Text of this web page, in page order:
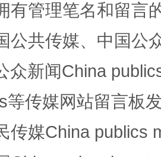
化重塑工作
有管理笔名和留言
公共传媒、中国公
众新闻China
等传媒网站留言板
传媒China publics